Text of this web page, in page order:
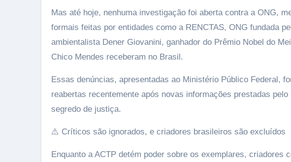
Mas até hoje, nenhuma investigação foi aberta contra a ONG,
formais feitas por entidades como a RENCTAS, ONG fundada
ambientalista Dener Giovanini, ganhador do Prêmio Nobel do
Chico Mendes receberam no Brasil.
Essas denúncias, apresentadas ao Ministério Público Federal,
reabertas recentemente após novas informações prestadas
segredo de justiça.
⚠️ Críticos são ignorados, e criadores brasileiros são excluídos
Enquanto a ACTP detém poder sobre os exemplares, criadores